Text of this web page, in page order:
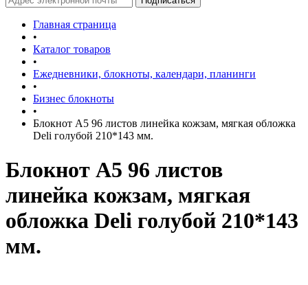
Главная страница
•
Каталог товаров
•
Ежедневники, блокноты, календари, планинги
•
Бизнес блокноты
•
Блокнот А5 96 листов линейка кожзам, мягкая обложка
Deli голубой 210*143 мм.
Блокнот А5 96 листов
линейка кожзам, мягкая
обложка Deli голубой 210*143
мм.